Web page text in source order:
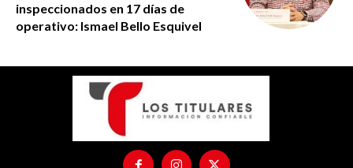
inspeccionados en 17 días de
operativo: Ismael Bello Esquivel